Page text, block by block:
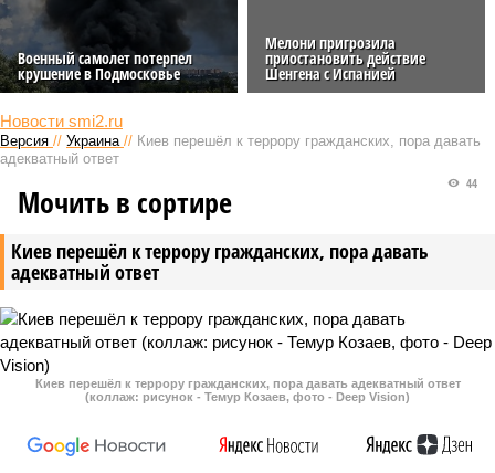
Военный самолет потерпел
крушение в Подмосковье
Мелони пригрозила
приостановить действие
Шенгена с Испанией
Новости smi2.ru
Версия // Украина // Киев перешёл к террору гражданских, пора давать
адекватный ответ
Киев перешёл к террору гражданских, пора давать
адекватный ответ
44
Мочить в сортире
Киев перешёл к террору гражданских, пора давать адекватный ответ
(коллаж: рисунок - Темур Козаев, фото - Deep Vision)